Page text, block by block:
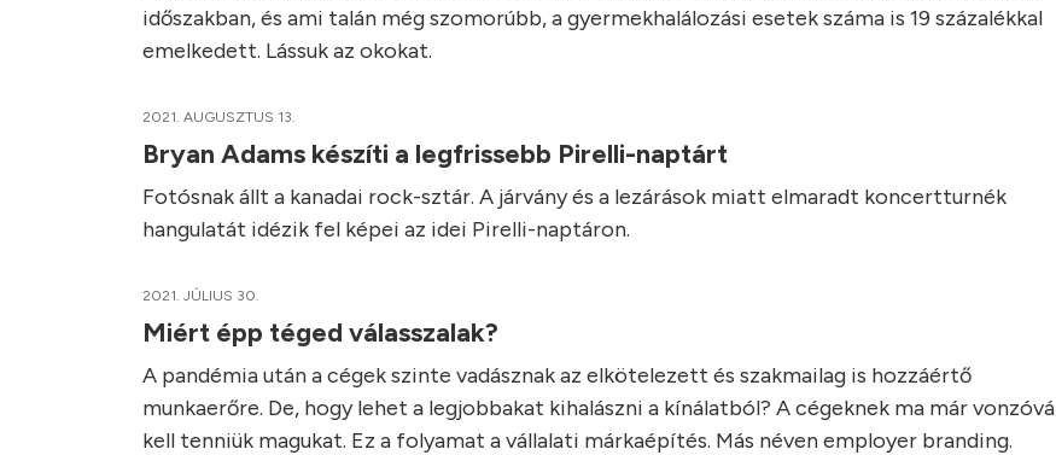
időszakban, és ami talán még szomorúbb, a gyermekhalálozási esetek száma is 19 százalékkal
emelkedett. Lássuk az okokat.
2021. AUGUSZTUS 13.
Bryan Adams készíti a legfrissebb Pirelli-naptárt
Fotósnak állt a kanadai rock-sztár. A járvány és a lezárások miatt elmaradt koncertturnék
hangulatát idézik fel képei az idei Pirelli-naptáron.
2021. JÚLIUS 30.
Miért épp téged válasszalak?
A pandémia után a cégek szinte vadásznak az elkötelezett és szakmailag is hozzáértő
munkaerőre. De, hogy lehet a legjobbakat kihalászni a kínálatból? A cégeknek ma már vonzóvá
kell tenniük magukat. Ez a folyamat a vállalati márkaépítés. Más néven employer branding.